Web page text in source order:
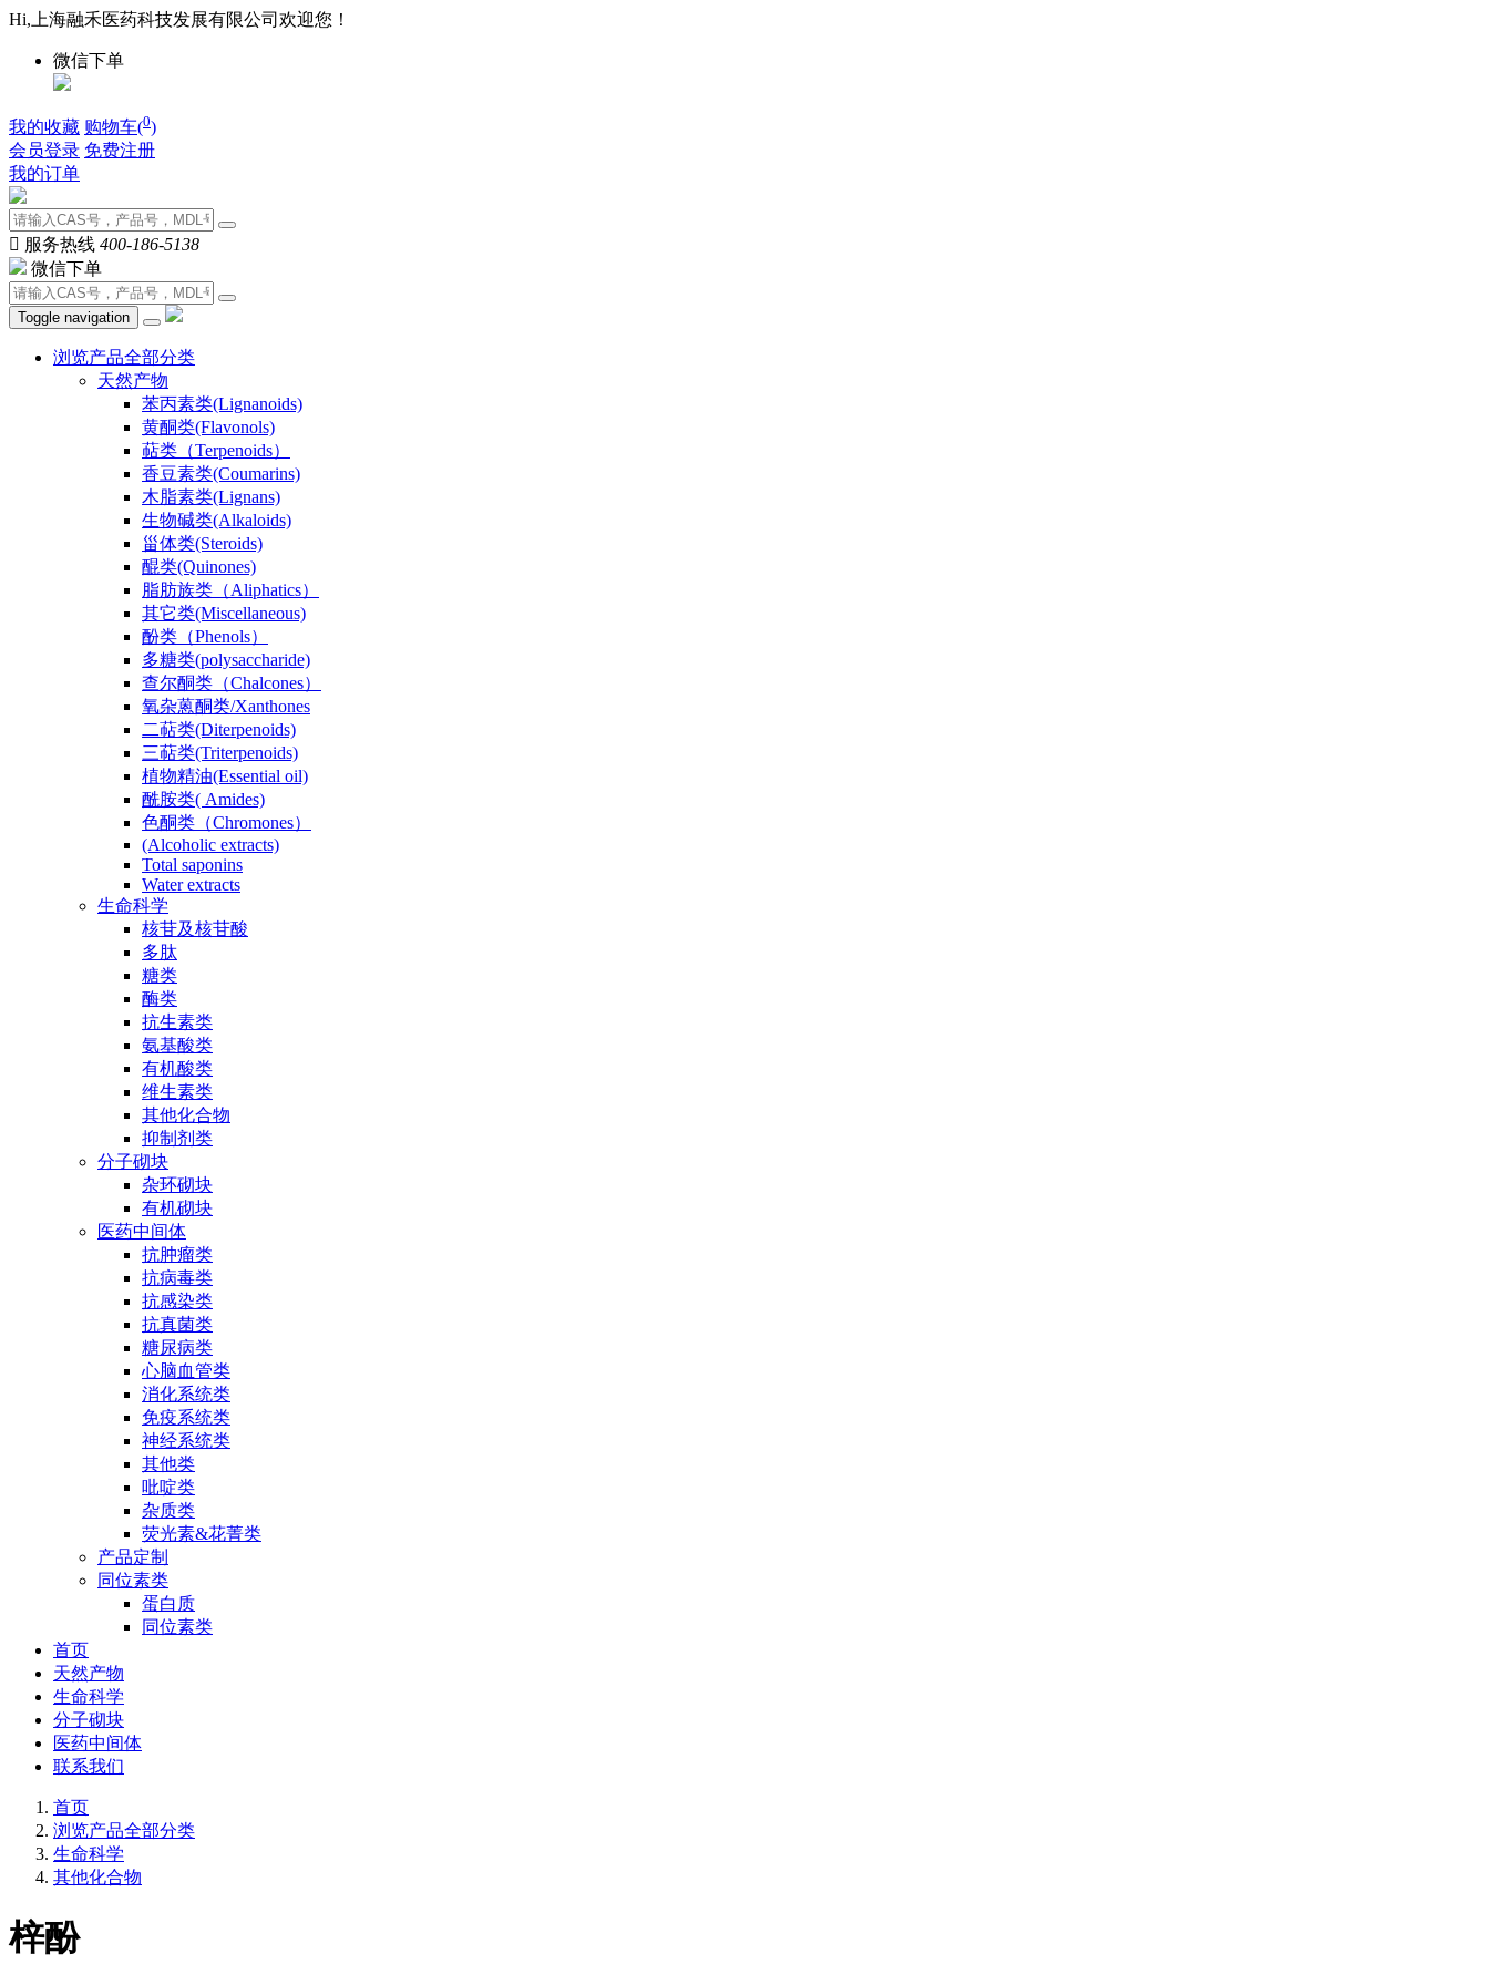
Hi,上海融禾医药科技发展有限公司欢迎您！
微信下单
我的收藏 购物车(0)
会员登录 免费注册
我的订单
 服务热线 400-186-5138
微信下单
Toggle navigation
浏览产品全部分类
天然产物
苯丙素类(Lignanoids)
黄酮类(Flavonols)
萜类（Terpenoids）
香豆素类(Coumarins)
木脂素类(Lignans)
生物碱类(Alkaloids)
甾体类(Steroids)
醌类(Quinones)
脂肪族类（Aliphatics）
其它类(Miscellaneous)
酚类（Phenols）
多糖类(polysaccharide)
查尔酮类（Chalcones）
氧杂蒽酮类/Xanthones
二萜类(Diterpenoids)
三萜类(Triterpenoids)
植物精油(Essential oil)
酰胺类( Amides)
色酮类（Chromones）
(Alcoholic extracts)
Total saponins
Water extracts
生命科学
核苷及核苷酸
多肽
糖类
酶类
抗生素类
氨基酸类
有机酸类
维生素类
其他化合物
抑制剂类
分子砌块
杂环砌块
有机砌块
医药中间体
抗肿瘤类
抗病毒类
抗感染类
抗真菌类
糖尿病类
心脑血管类
消化系统类
免疫系统类
神经系统类
其他类
吡啶类
杂质类
荧光素&花菁类
产品定制
同位素类
蛋白质
同位素类
首页
天然产物
生命科学
分子砌块
医药中间体
联系我们
首页
浏览产品全部分类
生命科学
其他化合物
梓酚